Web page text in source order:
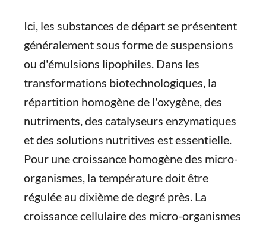
Ici, les substances de départ se présentent
généralement sous forme de suspensions
ou d'émulsions lipophiles. Dans les
transformations biotechnologiques, la
répartition homogène de l'oxygène, des
nutriments, des catalyseurs enzymatiques
et des solutions nutritives est essentielle.
Pour une croissance homogène des micro-
organismes, la température doit être
régulée au dixième de degré près. La
croissance cellulaire des micro-organismes